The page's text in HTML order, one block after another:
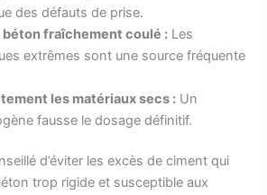
des défauts de prise.
béton fraîchement coulé : Les
extrêmes sont une source fréquente
les matériaux secs : Un
fausse le dosage définitif.
d’éviter les excès de ciment qui
trop rigide et susceptible aux